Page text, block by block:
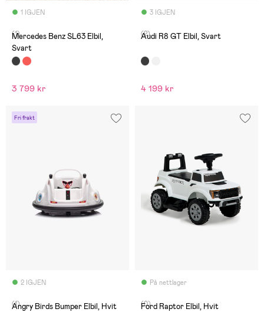
1 IGJEN
(1)
Mercedes Benz SL63 Elbil,
Svart
3 799 kr
3 IGJEN
(2)
Audi R8 GT Elbil, Svart
4 199 kr
Fri frakt
2 IGJEN
(1)
Angry Birds Bumper Elbil, Hvit
På nettlager
(0)
Ford Raptor Elbil, Hvit